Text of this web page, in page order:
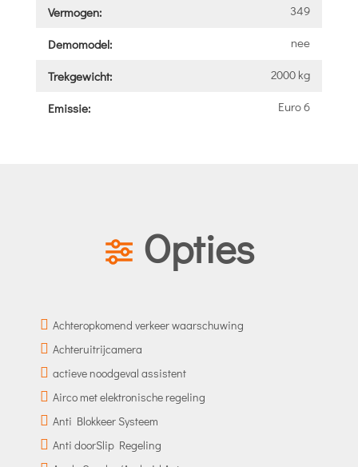
Vermogen: 349
Demomodel: nee
Trekgewicht: 2000 kg
Emissie: Euro 6
Opties
Achteropkomend verkeer waarschuwing
Achteruitrijcamera
actieve noodgeval assistent
Airco met elektronische regeling
Anti Blokkeer Systeem
Anti doorSlip Regeling